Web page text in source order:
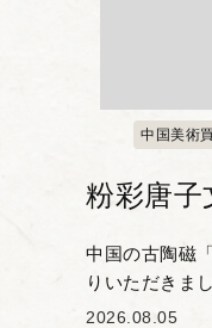
中国美術
粉彩唐子
中国の古陶磁
りいただきま
る「粉彩」と
2026.08.05